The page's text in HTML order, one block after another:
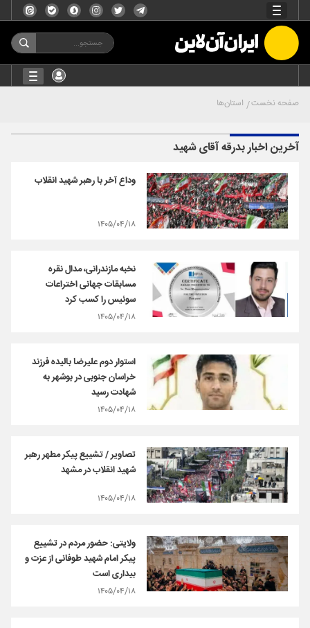
صفحه نخست استان‌ها
آخرین اخبار بدرقه آقای شهید
وداع آخر با رهبر شهید انقلاب
۱۴۰۵/۰۴/۱۸
نخبه مازندرانی، مدال نقره
مسابقات جهانی اختراعات
سوئیس را کسب کرد
۱۴۰۵/۰۴/۱۸
استوار دوم علیرضا بالیده فرزند
خراسان جنوبی در بوشهر به
شهادت رسید
۱۴۰۵/۰۴/۱۸
تصاویر / تشییع پیکر مطهر رهبر
شهید انقلاب در مشهد
۱۴۰۵/۰۴/۱۸
ولایتی: حضور مردم در تشییع
پیکر امام شهید طوفانی از عزت و
بیداری است
۱۴۰۵/۰۴/۱۸